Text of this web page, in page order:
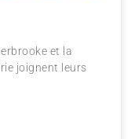
et la
joignent leurs